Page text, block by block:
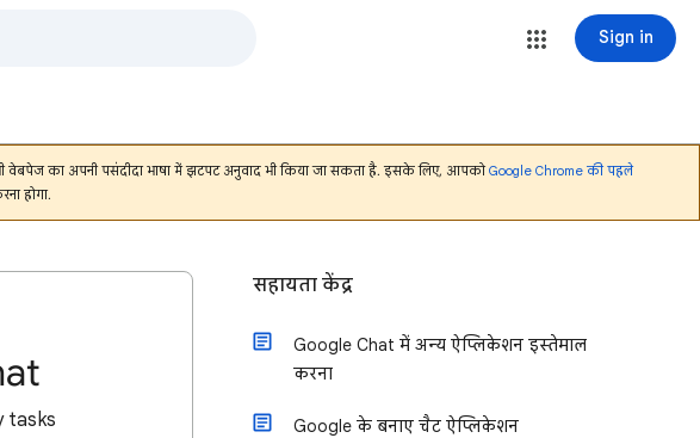
Sign in
का अपनी पसंदीदा भाषा में झटपट अनुवाद भी किया जा सकता है. इसके लिए, आपकोGoogle Chrome की पहले
होगा.
tasks
सहायता केंद्र
Google Chat में अन्य ऐप्लिकेशन इस्तेमाल
करना
Google के बनाए चैट ऐप्लिकेशन